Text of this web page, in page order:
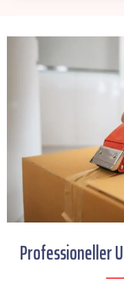
Professioneller